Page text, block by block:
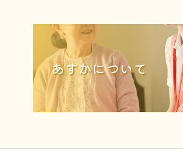
あすかについて